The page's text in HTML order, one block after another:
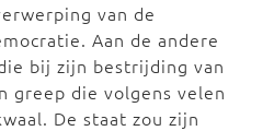
van de
Aan de andere
bij zijn bestrijding van
greep die volgens velen
De staat zou zijn